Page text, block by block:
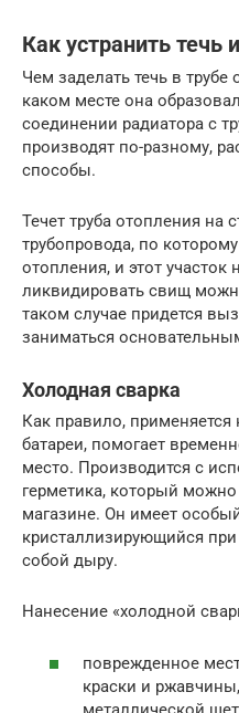
Как устранить течь
Чем заделать течь в трубе
каком месте она
соединении радиатора с
производят по-разному,
способы.
Течет труба отопления на
трубопровода, по
отопления, и этот участок
ликвидировать свищ
таком случае придется
заниматься
Холодная сварка
Как правило, применяется
батареи, помогает
место. Производится с
герметика, который
магазине. Он имеет
кристаллизирующийся
собой дыру.
Нанесение «холодной
поврежденное
краски и